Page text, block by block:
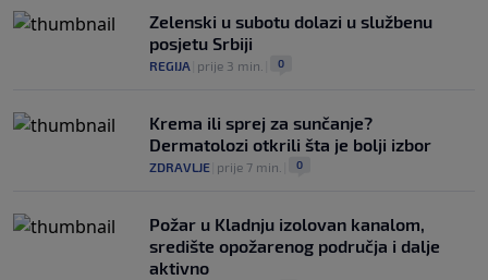
Zelenski u subotu dolazi u službenu
posjetu Srbiji
REGIJA prije 3 min. 0
Krema ili sprej za sunčanje?
Dermatolozi otkrili šta je bolji izbor
ZDRAVLJE prije 7 min. 0
Požar u Kladnju izolovan kanalom,
središte opožarenog područja i dalje
aktivno